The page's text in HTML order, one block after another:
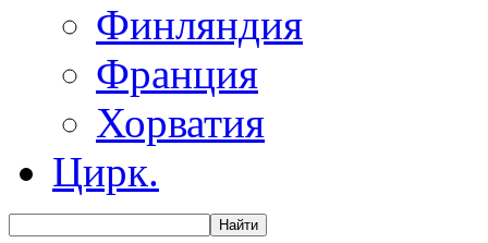
Финляндия
Франция
Хорватия
Цирк.